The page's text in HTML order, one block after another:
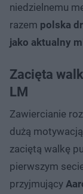
niedzielnemu
razem polska
jako aktualny
Zacięta
LM
Zawiercianie
dużą
zaciętą walkę
pierwszym
przyjmujący